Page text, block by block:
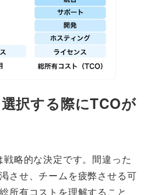
択する際にTCOが
略的な決定です。間違った
させ、チームを疲弊させる可
所有コストを理解すること